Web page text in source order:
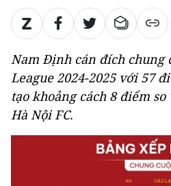
Nam Định cán đích chung
League 2024-2025 với 57
tạo khoảng cách 8 điểm
Hà Nội FC.